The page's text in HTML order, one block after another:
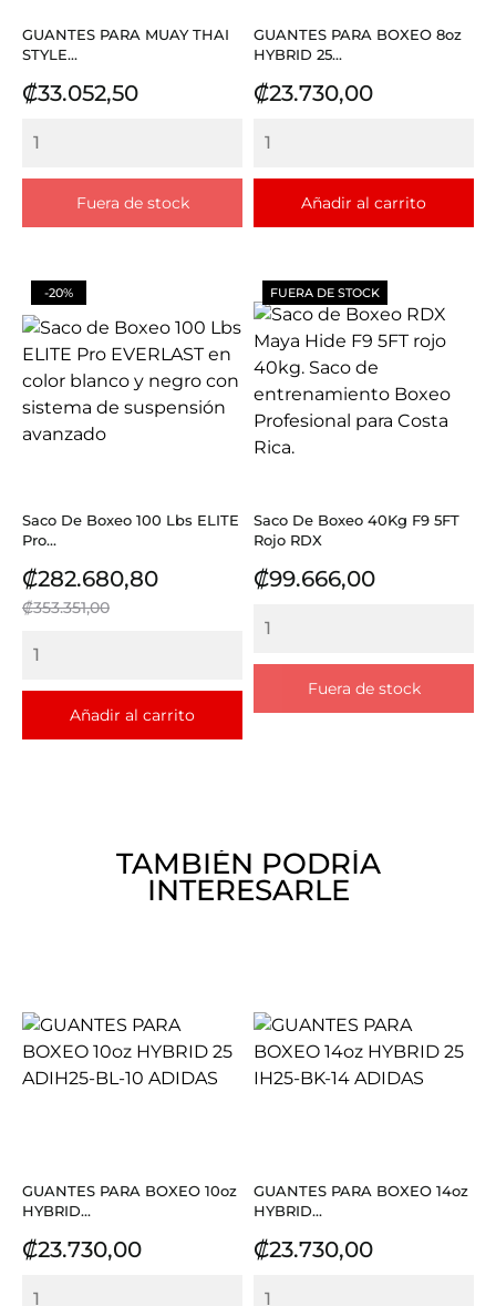
GUANTES PARA MUAY THAI
STYLE...
Precio
₡33.052,50
Fuera de stock
GUANTES PARA BOXEO 8oz
HYBRID 25...
Precio
₡23.730,00
Añadir al carrito
Saco De Boxeo 100 Lbs ELITE
Pro...
Precio
₡282.680,80Precio
₡353.351,00
Añadir al carrito
-20%
Saco De Boxeo 40Kg F9 5FT
Rojo RDX
Precio
₡99.666,00
Fuera de stock
FUERA DE STOCK
TAMBIÉN PODRÍA
INTERESARLE
GUANTES PARA BOXEO 10oz
HYBRID...
Precio
₡23.730,00
GUANTES PARA BOXEO 14oz
HYBRID...
Precio
₡23.730,00